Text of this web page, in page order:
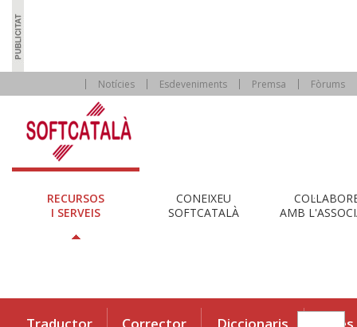
Notícies Esdeveniments Premsa Fòrums
RECURSOS
I SERVEIS
CONEIXEU
SOFTCATALÀ
AMB
Traductor Corrector Diccionaris Eines